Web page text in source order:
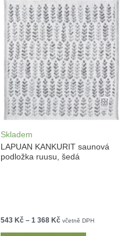
Skladem
LAPUAN KANKURIT saunová
podložka ruusu, šedá
543 Kč – 1 368 Kč včetně DPH